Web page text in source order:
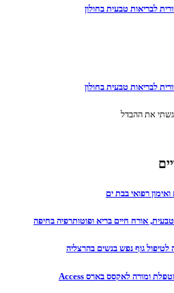
לבריאות טבעית בחולון
לבריאות טבעית בחולון
את ההבדל
ואימון רפואי בבת ים
טבעית, אורח חיים בריא ופוטותרפיה בחיפה
גוף נפש בנשים בהרצליה
שרונה סופר -מאמנת רוחנית, מטפלת ומורה לאקסס בארס Access